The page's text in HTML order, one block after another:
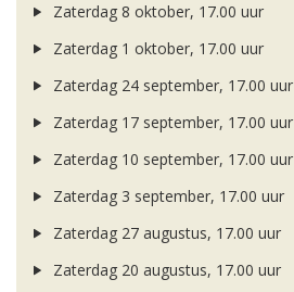
Zaterdag 8 oktober, 17.00 uur
Zaterdag 1 oktober, 17.00 uur
Zaterdag 24 september, 17.00 uur
Zaterdag 17 september, 17.00 uur
Zaterdag 10 september, 17.00 uur
Zaterdag 3 september, 17.00 uur
Zaterdag 27 augustus, 17.00 uur
Zaterdag 20 augustus, 17.00 uur